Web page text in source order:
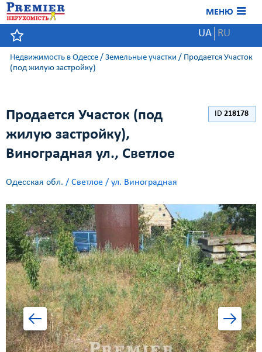
МЕНЮ
UA RU
Недвижимость в Одессе / Земельные участки / Продается Участок
(под жилую застройку)
Продается Участок (под
жилую застройку),
Виноградная ул., Светлое
Одесская обл. / Светлое / ул. Виноградная
ID 218178